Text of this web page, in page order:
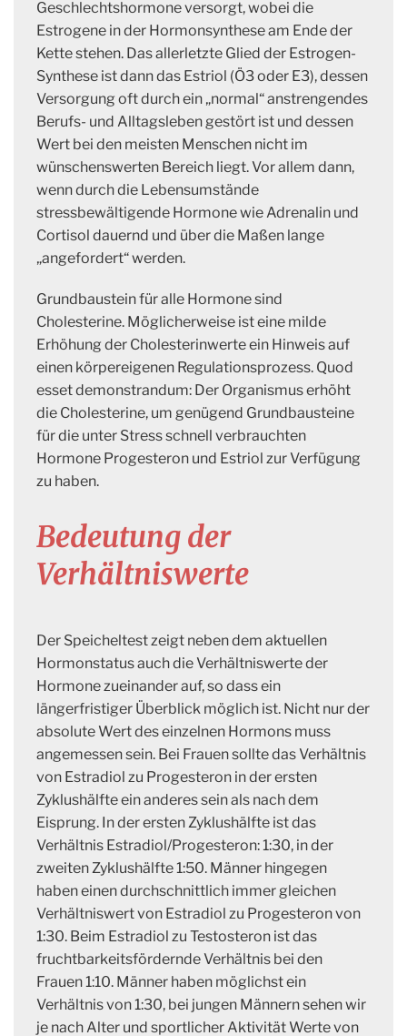
Geschlechtshormone versorgt, wobei die
Estrogene in der Hormonsynthese am Ende der
Kette stehen. Das allerletzte Glied der Estrogen-
Synthese ist dann das Estriol (Ö3 oder E3), dessen
Versorgung oft durch ein „normal“ anstrengendes
Berufs- und Alltagsleben gestört ist und dessen
Wert bei den meisten Menschen nicht im
wünschenswerten Bereich liegt. Vor allem dann,
wenn durch die Lebensumstände
stressbewältigende Hormone wie Adrenalin und
Cortisol dauernd und über die Maßen lange
„angefordert“ werden.
Grundbaustein für alle Hormone sind
Cholesterine. Möglicherweise ist eine milde
Erhöhung der Cholesterinwerte ein Hinweis auf
einen körpereigenen Regulationsprozess. Quod
esset demonstrandum: Der Organismus erhöht
die Cholesterine, um genügend Grundbausteine
für die unter Stress schnell verbrauchten
Hormone Progesteron und Estriol zur Verfügung
zu haben.
Bedeutung der
Verhältniswerte
Der Speicheltest zeigt neben dem aktuellen
Hormonstatus auch die Verhältniswerte der
Hormone zueinander auf, so dass ein
längerfristiger Überblick möglich ist. Nicht nur der
absolute Wert des einzelnen Hormons muss
angemessen sein. Bei Frauen sollte das Verhältnis
von Estradiol zu Progesteron in der ersten
Zyklushälfte ein anderes sein als nach dem
Eisprung. In der ersten Zyklushälfte ist das
Verhältnis Estradiol/Progesteron: 1:30, in der
zweiten Zyklushälfte 1:50. Männer hingegen
haben einen durchschnittlich immer gleichen
Verhältniswert von Estradiol zu Progesteron von
1:30. Beim Estradiol zu Testosteron ist das
fruchtbarkeitsfördernde Verhältnis bei den
Frauen 1:10. Männer haben möglichst ein
Verhältnis von 1:30, bei jungen Männern sehen wir
je nach Alter und sportlicher Aktivität Werte von